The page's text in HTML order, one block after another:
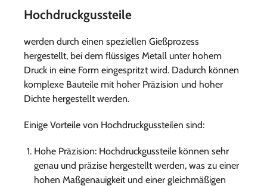
Hochdruckgussteile
werden durch einen speziellen Gießprozess
hergestellt, bei dem flüssiges Metall unter hohem
Druck in eine Form eingespritzt wird. Dadurch können
komplexe Bauteile mit hoher Präzision und hoher
Dichte hergestellt werden.
Einige Vorteile von Hochdruckgussteilen sind:
Hohe Präzision: Hochdruckgussteile können sehr
genau und präzise hergestellt werden, was zu einer
hohen Maßgenauigkeit und einer gleichmäßigen